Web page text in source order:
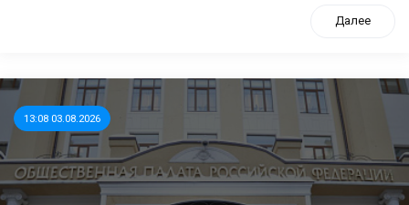
Далее
13:08 03.08.2026